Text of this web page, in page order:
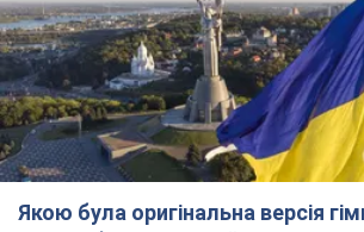
Якою була оригінальна версія